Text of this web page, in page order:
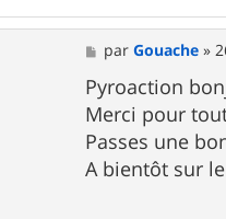
M
e
s
s
a
g
e
parGouache »
Pyroaction
Merci pour
Passes une
A bientôt sur